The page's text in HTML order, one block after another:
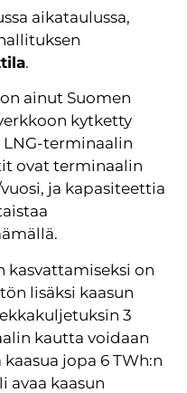
aikataulussa,
.
ainut Suomen
kytketty
terminaalin
ovat terminaalin
ja kapasiteettia
kasvattamiseksi on
lisäksi kaasun
3
kautta voidaan
jopa 6 TWh:n
avaa kaasun